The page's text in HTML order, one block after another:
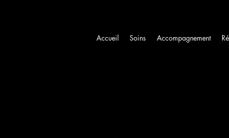
Accueil Soins Accompagnement